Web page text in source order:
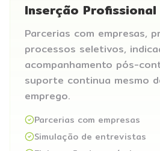
Inserção Profissional
Parcerias com empresas,
processos seletivos,
acompanhamento pós-
suporte continua mesmo
emprego.
Parcerias com empresas
Simulação de entrevistas